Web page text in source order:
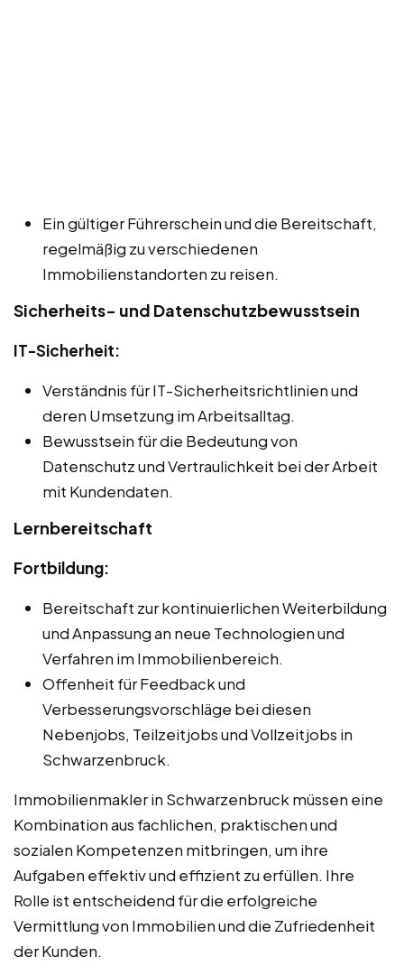
Ein gültiger Führerschein und die Bereitschaft,
regelmäßig zu verschiedenen
Immobilienstandorten zu reisen.
Sicherheits- und Datenschutzbewusstsein
IT-Sicherheit:
Verständnis für IT-Sicherheitsrichtlinien und
deren Umsetzung im Arbeitsalltag.
Bewusstsein für die Bedeutung von
Datenschutz und Vertraulichkeit bei der Arbeit
mit Kundendaten.
Lernbereitschaft
Fortbildung:
Bereitschaft zur kontinuierlichen Weiterbildung
und Anpassung an neue Technologien und
Verfahren im Immobilienbereich.
Offenheit für Feedback und
Verbesserungsvorschläge bei diesen
Nebenjobs, Teilzeitjobs und Vollzeitjobs in
Schwarzenbruck.
Immobilienmakler in Schwarzenbruck müssen eine
Kombination aus fachlichen, praktischen und
sozialen Kompetenzen mitbringen, um ihre
Aufgaben effektiv und effizient zu erfüllen. Ihre
Rolle ist entscheidend für die erfolgreiche
Vermittlung von Immobilien und die Zufriedenheit
der Kunden.